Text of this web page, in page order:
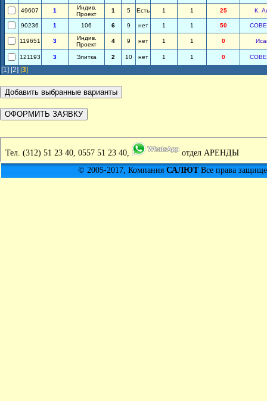
49607 1
Индив.
Проект
1 5 Есть 1 1 25 К.
90236 1 106 6 9 нет 1 1 50
119651 3
Индив.
Проект
4 9 нет 1 1 0
121193 3 Элитка 2 10 нет 1 1 0
[1] [2] [3]
Тел. (312) 51 23 40, 0557 51 23 40,
отдел АРЕНДЫ
© 2005-2017, Компания САЛЮТВсе права